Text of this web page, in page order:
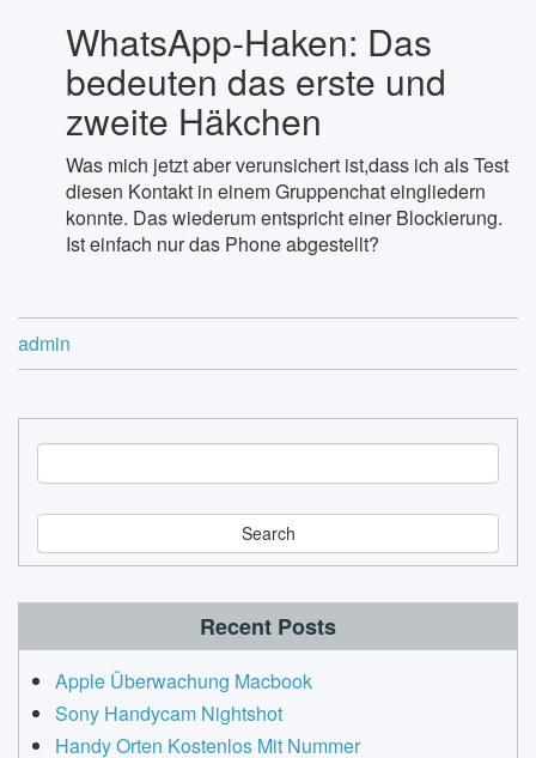
WhatsApp-Haken: Das
bedeuten das erste und
zweite Häkchen
Was mich jetzt aber verunsichert ist,dass ich als Test
diesen Kontakt in einem Gruppenchat eingliedern
konnte. Das wiederum entspricht einer Blockierung.
Ist einfach nur das Phone abgestellt?
admin
e
a
r
c
Recent Posts
Apple Überwachung Macbook
Sony Handycam Nightshot
Handy Orten Kostenlos Mit Nummer